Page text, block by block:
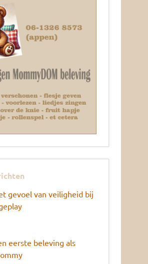
gevoel van veiligheid bij
eerste beleving als